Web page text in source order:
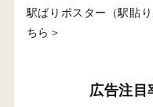
駅ばりポスター（駅貼
ちら＞
広告注目